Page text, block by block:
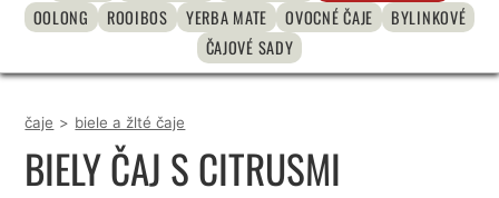
OOLONG
ROOIBOS YERBA MATE OVOCNÉ ČAJE
BYLINKOVÉ
ČAJOVÉ SADY
čaje > biele a žlté čaje
BIELY ČAJ S CITRUSMI